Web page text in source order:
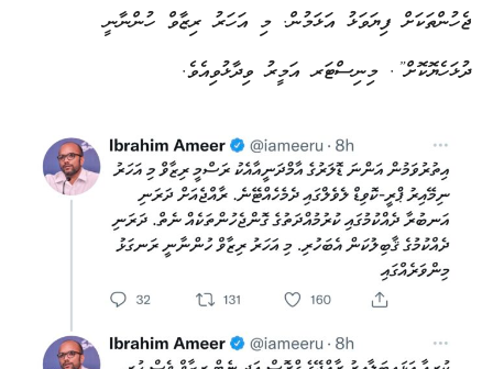
ޖެހުންތަކަށް ފިޔަވަޅު އަޅަމުން. މި އަހަރު ރިޒާވް ހުންނާނީ
ދުޅަހެޔޮކޮށް”. މިނިސްޓަރ އަމީރު ވިދާޅުވިއެވެ.